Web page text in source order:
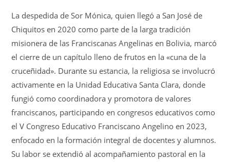
La despedida de Sor Mónica, quien llegó a San José de
Chiquitos en 2020 como parte de la larga tradición
misionera de las Franciscanas Angelinas en Bolivia, marcó
el cierre de un capítulo lleno de frutos en la «cuna de la
cruceñidad». Durante su estancia, la religiosa se involucró
activamente en la Unidad Educativa Santa Clara, donde
fungió como coordinadora y promotora de valores
franciscanos, participando en congresos educativos como
el V Congreso Educativo Franciscano Angelino en 2023,
enfocado en la formación integral de docentes y alumnos.
Su labor se extendió al acompañamiento pastoral en la